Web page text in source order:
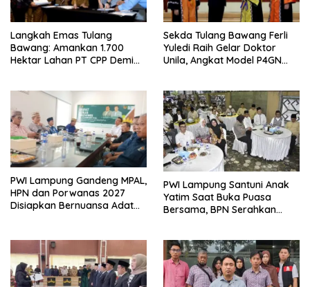
Langkah Emas Tulang
Bawang: Amankan 1.700
Hektar Lahan PT CPP Demi
Sekda Tulang Bawang Ferli
Yuledi Raih Gelar Doktor
Unila, Angkat Model P4GN
PWI Lampung Gandeng MPAL,
HPN dan Porwanas 2027
Disiapkan Bernuansa Adat
PWI Lampung Santuni Anak
Yatim Saat Buka Puasa
Bersama, BPN Serahkan